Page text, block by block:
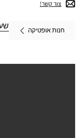
Optical
CRETEIL
צור קשר!
חנות אופטיקה